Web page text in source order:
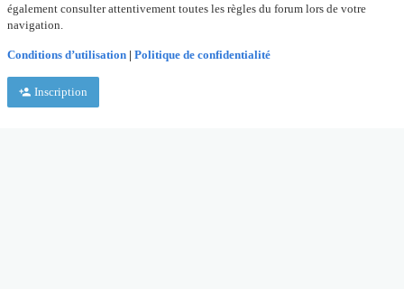
également consulter attentivement toutes les règles du forum lors de votre
navigation.
Conditions d’utilisation | Politique de confidentialité
Inscription